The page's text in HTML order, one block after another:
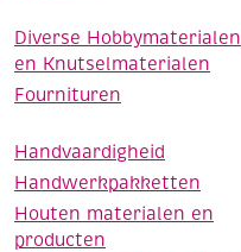
Diverse Hobbymaterialen
en Knutselmaterialen
Fournituren
Handvaardigheid
Handwerkpakketten
Houten materialen en
producten